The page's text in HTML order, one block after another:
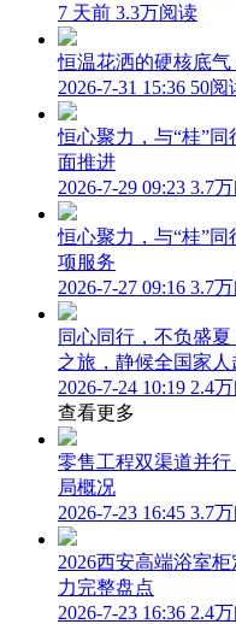
7 天前 3.3万阅读
恒温花洒的硬核底
2026-7-31 15:36 50阅
恒心聚力，与“桂”
面推进
2026-7-29 09:23 3.7
恒心聚力，与“桂”
项服务
2026-7-27 09:16 3.7
同心同行，不负盛
之旅，静候全国家人
2026-7-24 10:19 2.4
查看更多
零售工程双渠道并
局概况
2026-7-23 16:45 3.7
2026西安高端浴室
力完整盘点
2026-7-23 16:36 2.4